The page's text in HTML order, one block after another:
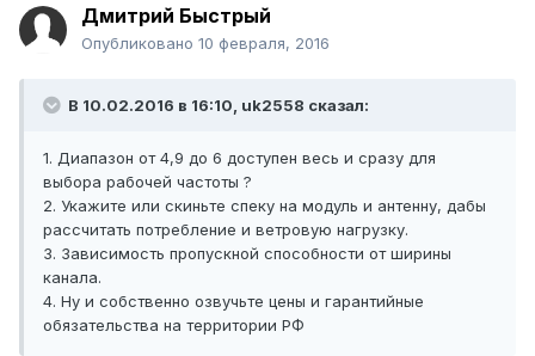
Дмитрий Быстрый
Опубликовано 10 февраля, 2016
В 10.02.2016 в 16:10, uk2558 сказал:
1. Диапазон от 4,9 до 6 доступен весь и сразу для
выбора рабочей частоты ?
2. Укажите или скиньте спеку на модуль и антенну, дабы
рассчитать потребление и ветровую нагрузку.
3. Зависимость пропускной способности от ширины
канала.
4. Ну и собственно озвучьте цены и гарантийные
обязательства на территории РФ